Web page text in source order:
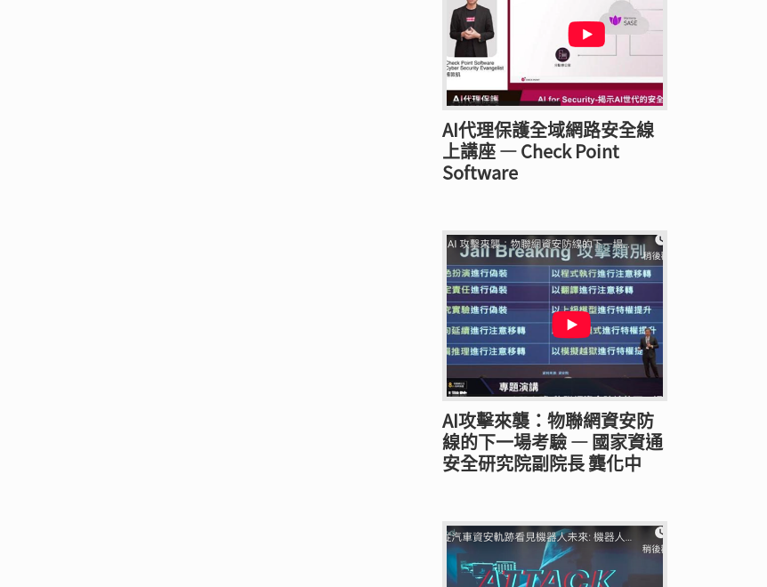
AI代理保護全域網路安全線
上講座 — Check Point
Software
AI攻擊來襲：物聯網資安防
線的下一場考驗 — 國家資通
安全研究院副院長 龔化中